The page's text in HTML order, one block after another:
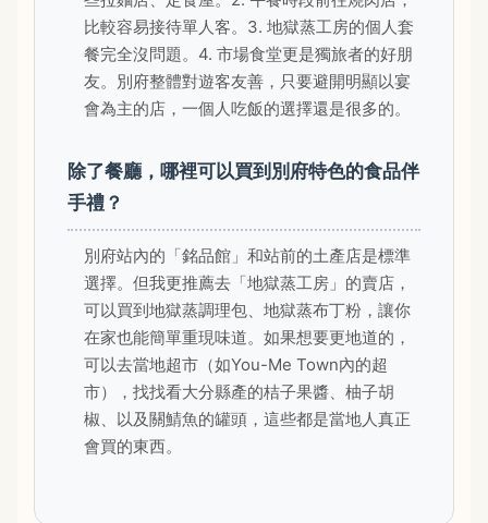
比較容易接待單人客。3. 地獄蒸工房的個人套
餐完全沒問題。4. 市場食堂更是獨旅者的好朋
友。別府整體對遊客友善，只要避開明顯以宴
會為主的店，一個人吃飯的選擇還是很多的。
除了餐廳，哪裡可以買到別府特色的食品伴
手禮？
別府站內的「銘品館」和站前的土產店是標準
選擇。但我更推薦去「地獄蒸工房」的賣店，
可以買到地獄蒸調理包、地獄蒸布丁粉，讓你
在家也能簡單重現味道。如果想要更地道的，
可以去當地超市（如You-Me Town內的超
市），找找看大分縣產的桔子果醬、柚子胡
椒、以及關鯖魚的罐頭，這些都是當地人真正
會買的東西。